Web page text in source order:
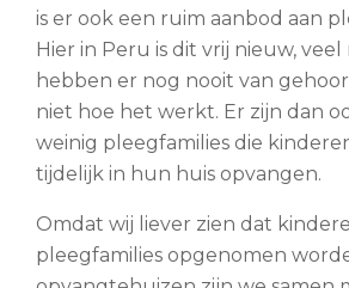
is er ook een ruim aanbod aan
Hier in Peru is dit vrij nieuw, veel
hebben er nog nooit van
niet hoe het werkt. Er zijn dan
weinig pleegfamilies die
tijdelijk in hun huis opvangen.
Omdat wij liever zien dat
pleegfamilies opgenomen